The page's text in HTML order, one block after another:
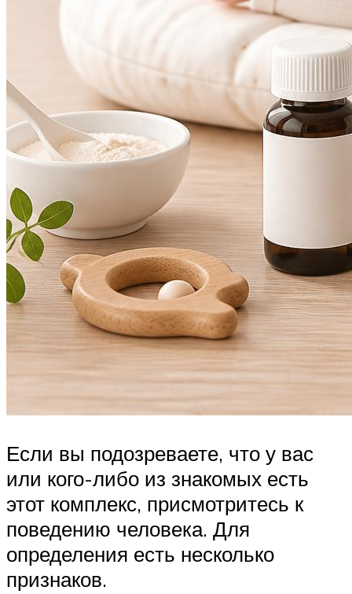
Если вы подозреваете, что у вас
или кого-либо из знакомых есть
этот комплекс, присмотритесь к
поведению человека. Для
определения есть несколько
признаков.